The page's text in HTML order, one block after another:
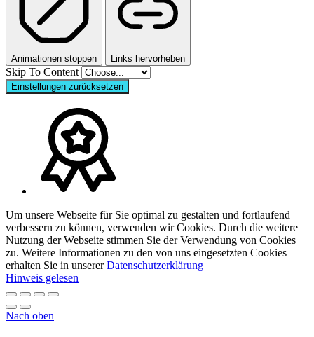
Animationen stoppen Links hervorheben
Skip To Content
Einstellungen zurücksetzen
Um unsere Webseite für Sie optimal zu gestalten und fortlaufend
verbessern zu können, verwenden wir Cookies. Durch die weitere
Nutzung der Webseite stimmen Sie der Verwendung von Cookies
zu. Weitere Informationen zu den von uns eingesetzten Cookies
erhalten Sie in unsererDatenschutzerklärung
Hinweis gelesen
Nach oben